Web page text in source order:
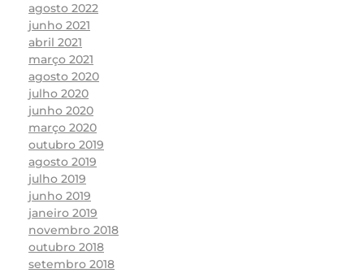
agosto 2022
junho 2021
abril 2021
março 2021
agosto 2020
julho 2020
junho 2020
março 2020
outubro 2019
agosto 2019
julho 2019
junho 2019
janeiro 2019
novembro 2018
outubro 2018
setembro 2018